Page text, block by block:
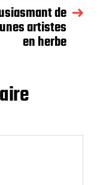
de
artistes
en herbe